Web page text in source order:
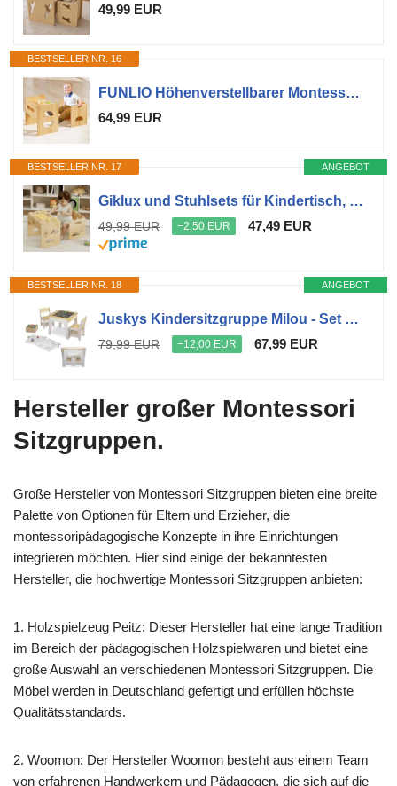
49,99 EUR
BESTSELLER NR. 16
FUNLIO Höhenverstellbarer Montessori Tisch und Stuhl für Kinder 1-3 Jahre, Massivholz, Entwöhnung Baby Tisch für Essen/Spielen/Lesen, einfach zu montieren - Natur
64,99 EUR
ANGEBOT
BESTSELLER NR. 17
Giklux und Stuhlsets für Kindertisch, Tisch und Stuhl aus Holz, Montessori-Tisch, Montessori-Möbel, Kindertisch-Stuhl-Set, ideal für Mahlzeiten, Lernen und Spielen
49,99 EUR −2,50 EUR 47,49 EUR
ANGEBOT
BESTSELLER NR. 18
Juskys Kindersitzgruppe Milou - Set mit 2 Stühlen & 1 Tisch - Kindertisch Holz - Spieltisch mit Stauraum - Sitzgruppe für Kinder, Maltisch - Natur
79,99 EUR −12,00 EUR 67,99 EUR
Hersteller großer Montessori
Sitzgruppen.
Große Hersteller von Montessori Sitzgruppen bieten eine breite
Palette von Optionen für Eltern und Erzieher, die
montessoripädagogische Konzepte in ihre Einrichtungen
integrieren möchten. Hier sind einige der bekanntesten
Hersteller, die hochwertige Montessori Sitzgruppen anbieten:
1. Holzspielzeug Peitz: Dieser Hersteller hat eine lange Tradition
im Bereich der pädagogischen Holzspielwaren und bietet eine
große Auswahl an verschiedenen Montessori Sitzgruppen. Die
Möbel werden in Deutschland gefertigt und erfüllen höchste
Qualitätsstandards.
2. Woomon: Der Hersteller Woomon besteht aus einem Team
von erfahrenen Handwerkern und Pädagogen, die sich auf die